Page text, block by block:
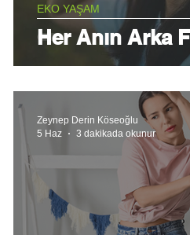
Her Anın Arka
EKO YAŞAM
Zeynep Derin Köseoğlu
5 Haz
3 dakikada okunur